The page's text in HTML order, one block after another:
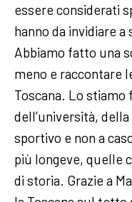
essere considerati
hanno da invidiare
Abbiamo fatto una
meno e raccontare
Toscana. Lo stiamo
dell’università,
sportivo e non a
più longeve, quelle
di storia. Grazie a